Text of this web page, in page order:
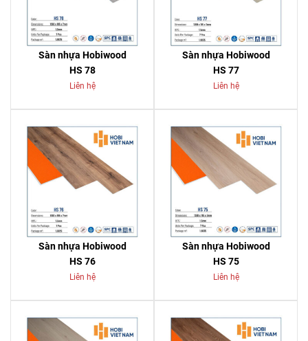
Sàn nhựa Hobiwood
HS 78
Liên hệ
Sàn nhựa Hobiwood
HS 77
Liên hệ
Sàn nhựa Hobiwood
HS 76
Liên hệ
Sàn nhựa Hobiwood
HS 75
Liên hệ